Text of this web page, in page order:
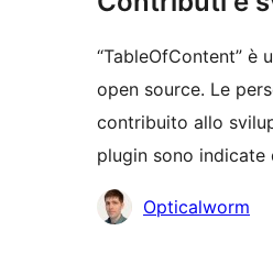
“TableOfContent” è
open source. Le
contribuito allo
plugin sono indicate
Collaboratori
Opticalworm